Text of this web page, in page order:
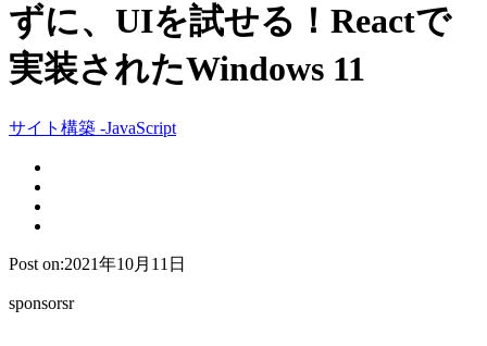
ずに、UIを試せる！Reactで
実装されたWindows 11
サイト構築 -JavaScript
Post on:2021年10月11日
sponsorsr